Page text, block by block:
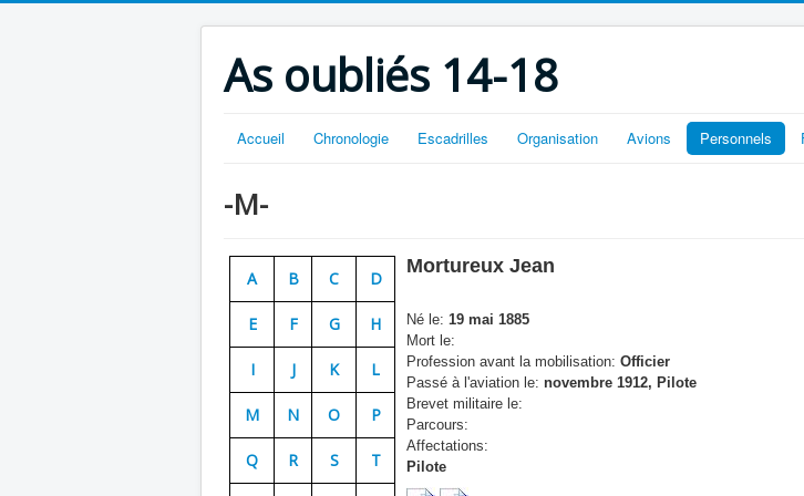
As oubliés 14-18
Accueil Chronologie Escadrilles Organisation Avions Personnels
-M-
A B C D
E F G H
I J K L
M N O P
Q R S T
Mortureux Jean
Né le: 19 mai 1885
Mort le:
Profession avant la mobilisation: Officier
Passé à l'aviation le: novembre 1912, Pilote
Brevet militaire le:
Parcours:
Affectations:
Pilote